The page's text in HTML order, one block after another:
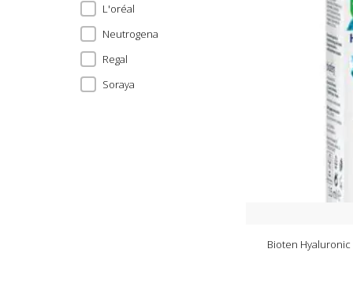
Bioten
L'oréal
Neutrogena
Regal
Soraya